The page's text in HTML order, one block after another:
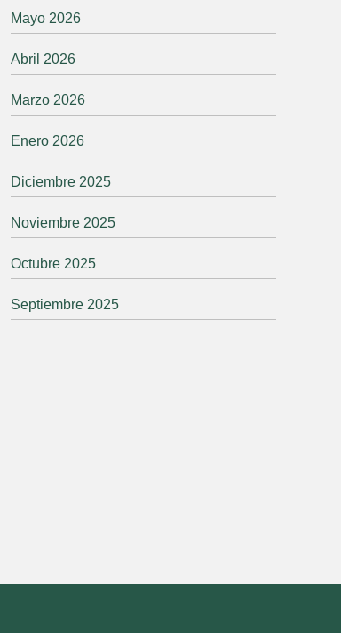
Mayo 2026
Abril 2026
Marzo 2026
Enero 2026
Diciembre 2025
Noviembre 2025
Octubre 2025
Septiembre 2025